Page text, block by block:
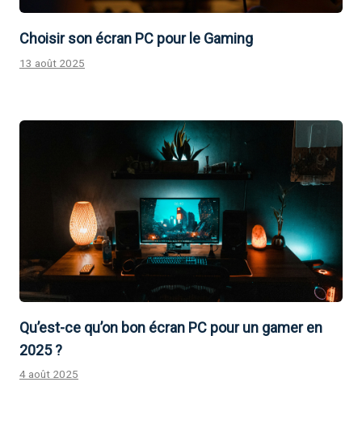
Choisir son écran PC pour le Gaming
13 août 2025
Qu’est-ce qu’on bon écran PC pour un gamer en
2025 ?
4 août 2025